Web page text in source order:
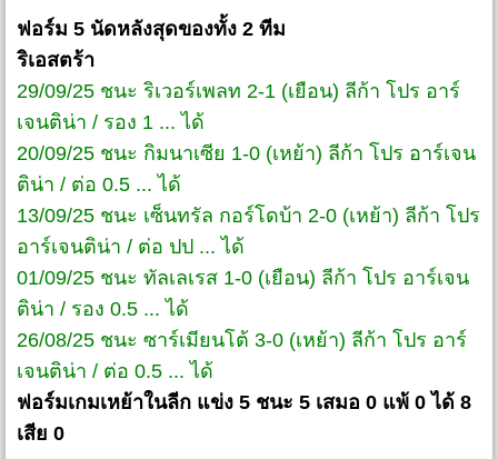
ฟอร์ม 5 นัดหลังสุดของทั้ง 2 ทีม
ริเอสตร้า
29/09/25 ชนะ ริเวอร์เพลท 2-1 (เยือน) ลีก้า โปร อาร์
เจนติน่า / รอง 1 ... ได้
20/09/25 ชนะ กิมนาเซีย 1-0 (เหย้า) ลีก้า โปร อาร์เจน
ติน่า / ต่อ 0.5 ... ได้
13/09/25 ชนะ เซ็นทรัล กอร์โดบ้า 2-0 (เหย้า) ลีก้า โปร
อาร์เจนติน่า / ต่อ ปป ... ได้
01/09/25 ชนะ ทัลเลเรส 1-0 (เยือน) ลีก้า โปร อาร์เจน
ติน่า / รอง 0.5 ... ได้
26/08/25 ชนะ ซาร์เมียนโต้ 3-0 (เหย้า) ลีก้า โปร อาร์
เจนติน่า / ต่อ 0.5 ... ได้
ฟอร์มเกมเหย้าในลีก แข่ง 5 ชนะ 5 เสมอ 0 แพ้ 0 ได้ 8
เสีย 0